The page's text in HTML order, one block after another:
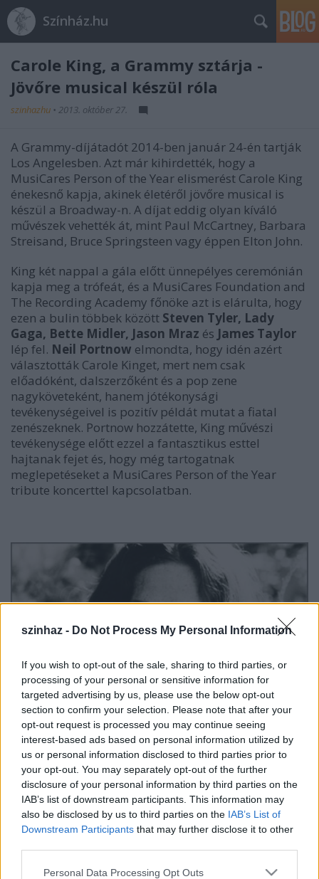
szinhaz - Do Not Process My Personal Information
If you wish to opt-out of the sale, sharing to third parties, or
processing of your personal or sensitive information for
targeted advertising by us, please use the below opt-out
section to confirm your selection. Please note that after your
opt-out request is processed you may continue seeing
interest-based ads based on personal information utilized by
us or personal information disclosed to third parties prior to
your opt-out. You may separately opt-out of the further
disclosure of your personal information by third parties on the
IAB’s list of downstream participants. This information may
also be disclosed by us to third parties on the IAB’s List of
Downstream Participants that may further disclose it to other
Please note that this website/app uses one or more Google
Personal Data Processing Opt Outs
Színház.hu
Carole King, a Grammy sztárja -
Jövőre musical készül róla
szinhazhu • 2013. október 27.
A Grammy-díjátadót 2014-ben január 24-én tartják
Los Angelesben. Azt már kihirdették, hogy a
MusiCares Person of the Year elismerést Carole King
énekesnő kapja, akinek életéről jövőre musical is
készül a Broadway-n. A díjat eddig olyan kíváló
művészek vehették át, mint Paul McCartney, Barbara
Streisand, Bruce Springsteen vagy éppen Elton John.
King két nappal a gála előtt ünnepélyes ceremónián
kapja meg a trófeát, és a MusiCares Foundation and
The Recording Academy főnöke azt is elárulta, hogy
ezen a bulin többek között Steven Tyler, Lady
Gaga, Bette Midler, Jason Mraz és James Taylor
lép fel. Neil Portnow elmondta, hogy idén azért
választották Carole Kinget, mert nem csak
előadóként, dalszerzőként és a pop zene
nagyköveteként, hanem jótékonysági
tevékenységeivel is pozitív példát mutat a fiatal
zenészeknek. Portnow hozzátette, King művészi
tevékenysége előtt ezzel a fantasztikus esttel
hajtanak fejet és, hogy még tartogatnak
meglepetéseket a MusiCares Person of the Year
tribute koncerttel kapcsolatban.